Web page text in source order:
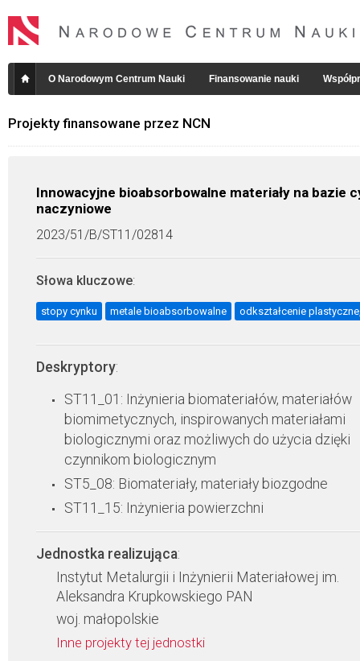
O Narodowym Centrum Nauki Finansowanie nauki
Projekty finansowane przez NCN
Innowacyjne bioabsorbowalne materiały na
naczyniowe
2023/51/B/ST11/02814
Słowa kluczowe:
stopy cynku metale bioabsorbowalne odkształcenie
Deskryptory:
ST11_01: Inżynieria biomateriałów, materiałów
biomimetycznych, inspirowanych materiałami
biologicznymi oraz możliwych do użycia dzięki
czynnikom biologicznym
ST5_08: Biomateriały, materiały biozgodne
ST11_15: Inżynieria powierzchni
Jednostka realizująca:
Instytut Metalurgii i Inżynierii Materiałowej im.
Aleksandra Krupkowskiego PAN
woj. małopolskie
Inne projekty tej jednostki